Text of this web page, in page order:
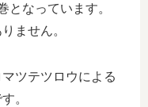
となっています。
ません。
ツテツロウによる
。